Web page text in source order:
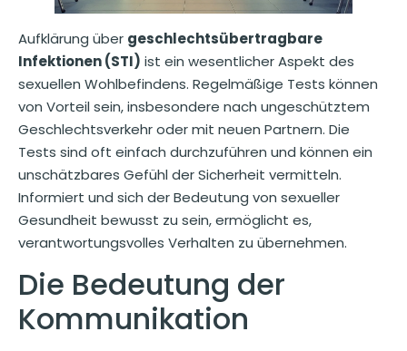
Aufklärung über geschlechtsübertragbare
Infektionen (STI) ist ein wesentlicher Aspekt des
sexuellen Wohlbefindens. Regelmäßige Tests können
von Vorteil sein, insbesondere nach ungeschütztem
Geschlechtsverkehr oder mit neuen Partnern. Die
Tests sind oft einfach durchzuführen und können ein
unschätzbares Gefühl der Sicherheit vermitteln.
Informiert und sich der Bedeutung von sexueller
Gesundheit bewusst zu sein, ermöglicht es,
verantwortungsvolles Verhalten zu übernehmen.
Die Bedeutung der
Kommunikation